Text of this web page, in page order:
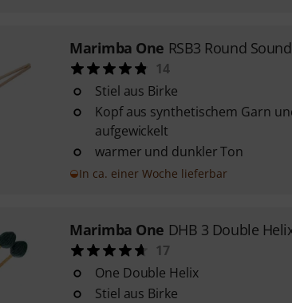
Marimba One RSB3 Round
14
Stiel aus Birke
Kopf aus synthetischem Garn
aufgewickelt
warmer und dunkler Ton
In ca. einer Woche lieferbar
Marimba One DHB 3 Double
17
One Double Helix
Stiel aus Birke